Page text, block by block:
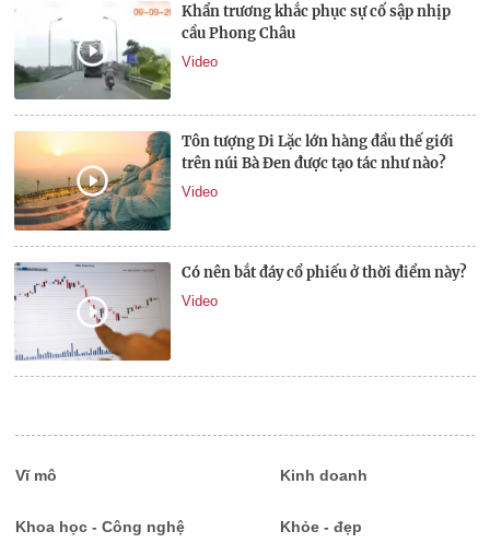
Khẩn trương khắc phục sự cố sập nhịp
cầu Phong Châu
Video
Tôn tượng Di Lặc lớn hàng đầu thế giới
trên núi Bà Đen được tạo tác như nào?
Video
Có nên bắt đáy cổ phiếu ở thời điểm này?
Video
Vĩ mô Kinh doanh
Khoa học - Công nghệ Khỏe - đẹp